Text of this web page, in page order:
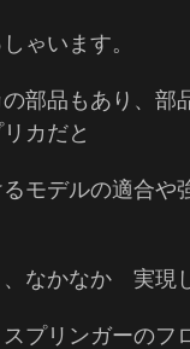
ゃいます。
部品もあり、
カだと
るモデルの適合
なかなか 実現
プリンガーのフ